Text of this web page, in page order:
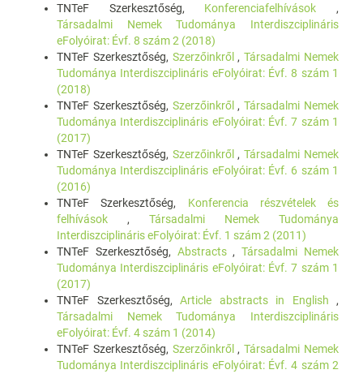
TNTeF Szerkesztőség, Konferenciafelhívások ,
Társadalmi Nemek Tudománya Interdiszciplináris
eFolyóirat: Évf. 8 szám 2 (2018)
TNTeF Szerkesztőség, Szerzőinkről ,Társadalmi Nemek
Tudománya Interdiszciplináris eFolyóirat: Évf. 8 szám 1
(2018)
TNTeF Szerkesztőség, Szerzőinkről ,Társadalmi Nemek
Tudománya Interdiszciplináris eFolyóirat: Évf. 7 szám 1
(2017)
TNTeF Szerkesztőség, Szerzőinkről ,Társadalmi Nemek
Tudománya Interdiszciplináris eFolyóirat: Évf. 6 szám 1
(2016)
TNTeF Szerkesztőség, Konferencia részvételek és
felhívások , Társadalmi Nemek Tudománya
Interdiszciplináris eFolyóirat: Évf. 1 szám 2 (2011)
TNTeF Szerkesztőség, Abstracts ,Társadalmi Nemek
Tudománya Interdiszciplináris eFolyóirat: Évf. 7 szám 1
(2017)
TNTeF Szerkesztőség, Article abstracts in English ,
Társadalmi Nemek Tudománya Interdiszciplináris
eFolyóirat: Évf. 4 szám 1 (2014)
TNTeF Szerkesztőség, Szerzőinkről ,Társadalmi Nemek
Tudománya Interdiszciplináris eFolyóirat: Évf. 4 szám 2